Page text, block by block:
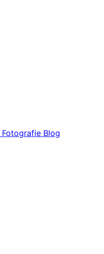
Fotografie Blog